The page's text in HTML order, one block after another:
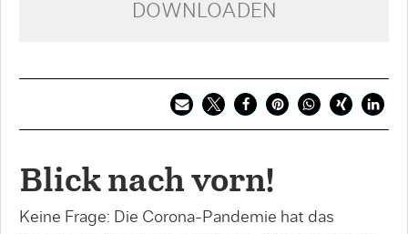
DOWNLOADEN
Blick nach vorn!
Keine Frage: Die Corona-Pandemie hat das